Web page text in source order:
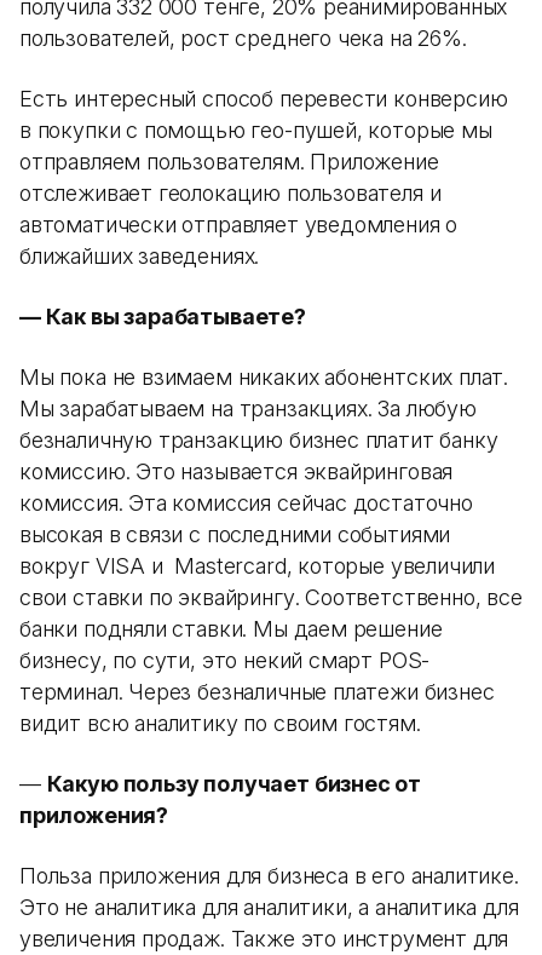
получила 332 000 тенге, 20% реанимированных
пользователей, рост среднего чека на 26%.
Есть интересный способ перевести конверсию
в покупки с помощью гео-пушей, которые мы
отправляем пользователям. Приложение
отслеживает геолокацию пользователя и
автоматически отправляет уведомления о
ближайших заведениях.
— Как вы зарабатываете?
Мы пока не взимаем никаких абонентских плат.
Мы зарабатываем на транзакциях. За любую
безналичную транзакцию бизнес платит банку
комиссию. Это называется эквайринговая
комиссия. Эта комиссия сейчас достаточно
высокая в связи с последними событиями
вокруг VISA и Mastercard, которые увеличили
свои ставки по эквайрингу. Соответственно, все
банки подняли ставки. Мы даем решение
бизнесу, по сути, это некий смарт POS-
терминал. Через безналичные платежи бизнес
видит всю аналитику по своим гостям.
— Какую пользу получает бизнес от
приложения?
Польза приложения для бизнеса в его аналитике.
Это не аналитика для аналитики, а аналитика для
увеличения продаж. Также это инструмент для